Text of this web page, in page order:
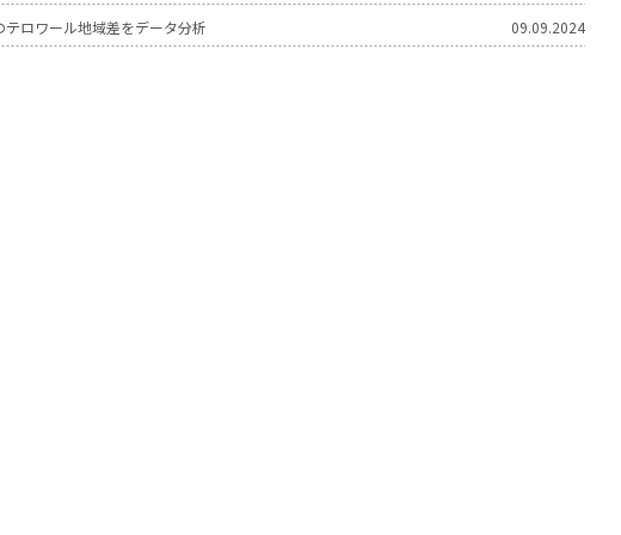
テロワール地域差をデータ分析 09.09.2024